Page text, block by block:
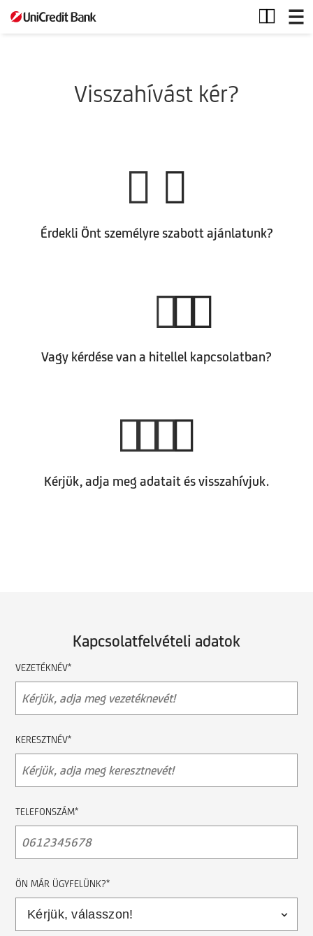
Hitel
vonal
Visszahívást kér?
Érdekli Önt személyre szabott ajánlatunk?
Vagy kérdése van a hitellel kapcsolatban?
Kérjük, adja meg adatait és visszahívjuk.
Kapcsolatfelvételi adatok
VEZETÉKNÉV*
KERESZTNÉV*
TELEFONSZÁM*
ÖN MÁR ÜGYFELÜNK?*